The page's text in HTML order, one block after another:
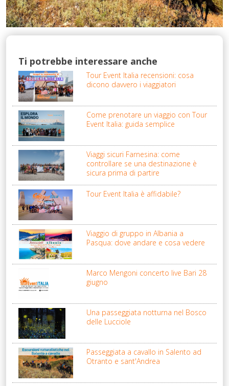
Ti potrebbe interessare anche
Tour Event Italia recensioni: cosa
dicono davvero i viaggiatori
Come prenotare un viaggio con Tour
Event Italia: guida semplice
Viaggi sicuri Farnesina: come
controllare se una destinazione è
sicura prima di partire
Tour Event Italia è affidabile?
Viaggio di gruppo in Albania a
Pasqua: dove andare e cosa vedere
Marco Mengoni concerto live Bari 28
giugno
Una passeggiata notturna nel Bosco
delle Lucciole
Passeggiata a cavallo in Salento ad
Otranto e sant'Andrea